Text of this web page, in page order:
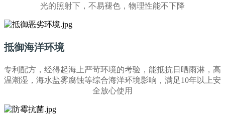
光的照射下，不易褪色，物理性能不下降
抵御海洋环境
专利配方，经得起海上严苛环境的考验，能抵抗日晒雨淋，高
温潮湿，海水盐雾腐蚀等综合海洋环境影响，满足10年以上安
全放心使用